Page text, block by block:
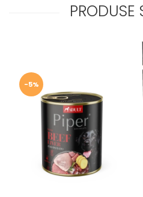
PRODUSE
-5%